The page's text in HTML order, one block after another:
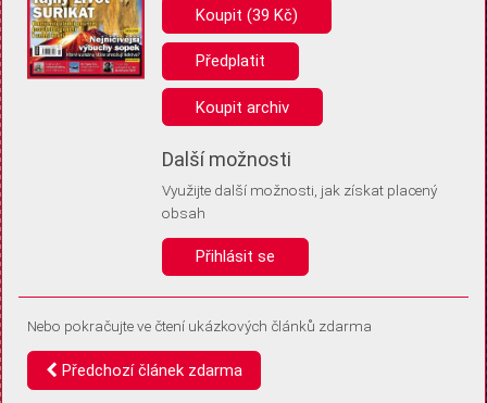
Pro základní fungování webu nepotřebujeme ukládat žádné informace
(tzv. cookies apod.). Rádi bychom vás ale požádali o souhlas s
uložením volitelných informací:
Anonymní unikátní ID
Díky němu příště poznáme, že se jedná o stejné zařízení, a
Identifikátor je zcela anonymní.
Vaše souhlasy a odmítnutí si ukládáme do vašeho zařízení, abychom se
vás už příště znovu neptali. Můžete je kdykoli později upravit ve Správě
Koupit (39 Kč)
Předplatit
Koupit archiv
Další možnosti
Využijte další možnosti, jak získat placený
obsah
Přihlásit se
Nebo pokračujte ve čtení ukázkových článků zdarma
Předchozí článek zdarma